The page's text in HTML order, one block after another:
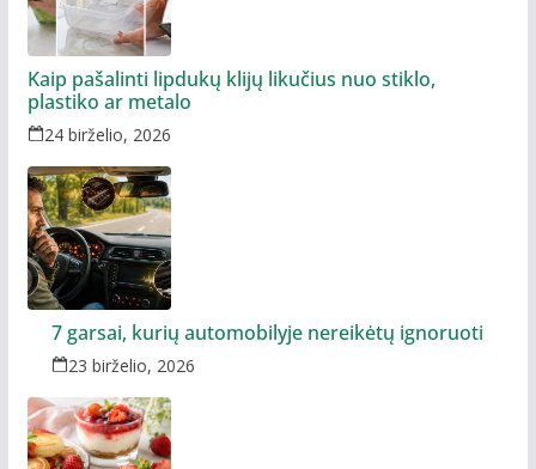
Kaip pašalinti lipdukų klijų likučius nuo stiklo,
plastiko ar metalo
24 birželio, 2026
7 garsai, kurių automobilyje nereikėtų ignoruoti
23 birželio, 2026